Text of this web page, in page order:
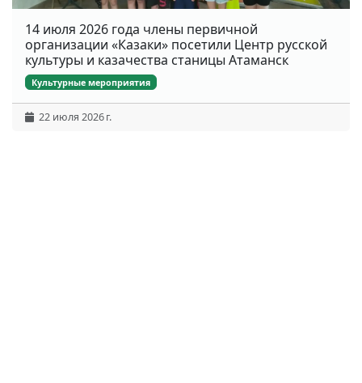
14 июля 2026 года члены первичной
организации «Казаки» посетили Центр русской
культуры и казачества станицы Атаманск
Культурные мероприятия
22 июля 2026 г.